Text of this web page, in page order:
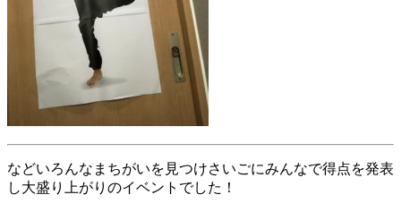
などいろんなまちがいを見つけさいごにみんなで得点を発表
し大盛り上がりのイベントでした！